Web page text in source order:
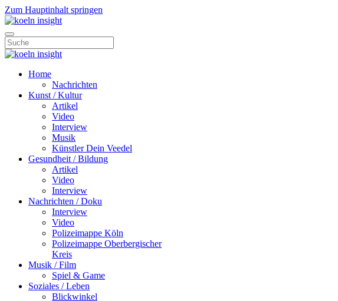
Zum Hauptinhalt springen
Home
Nachrichten
Kunst / Kultur
Artikel
Video
Interview
Musik
Künstler Dein Veedel
Gesundheit / Bildung
Artikel
Video
Interview
Nachrichten / Doku
Interview
Video
Polizeimappe Köln
Polizeimappe Oberbergischer
Kreis
Musik / Film
Spiel & Game
Soziales / Leben
Blickwinkel